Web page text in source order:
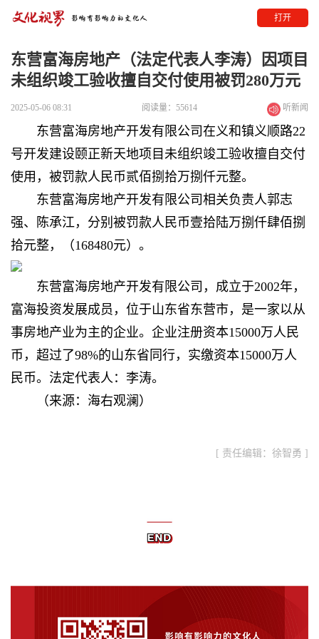
打开
东营富海房地产（法定代表人李涛）因项目
未组织竣工验收擅自交付使用被罚280万元
2025-05-06 08:31 阅读量：55614 听新闻
东营富海房地产开发有限公司在义和镇义顺路22
号开发建设颐正新天地项目未组织竣工验收擅自交付
使用，被罚款人民币贰佰捌拾万捌仟元整。
东营富海房地产开发有限公司相关负责人郭志
强、陈承江，分别被罚款人民币壹拾陆万捌仟肆佰捌
拾元整，（168480元）。
东营富海房地产开发有限公司，成立于2002年，
富海投资发展成员，位于山东省东营市，是一家以从
事房地产业为主的企业。企业注册资本15000万人民
币，超过了98%的山东省同行，实缴资本15000万人
民币。法定代表人：李涛。
（来源：海右观澜）
[ 责任编辑：徐智勇 ]